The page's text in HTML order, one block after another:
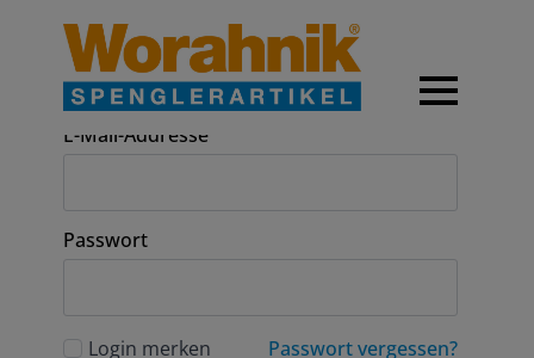
Anmeldung
E-Mail-Addresse
Passwort
Login merken Passwort vergessen?